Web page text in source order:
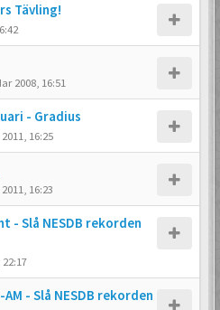
Tävling!
2008, 16:51
- Gradius
16:25
16:23
- Slå NESDB rekorden
AM - Slå NESDB rekorden